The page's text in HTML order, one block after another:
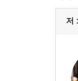
정글
그대,
천하
바오
저 :